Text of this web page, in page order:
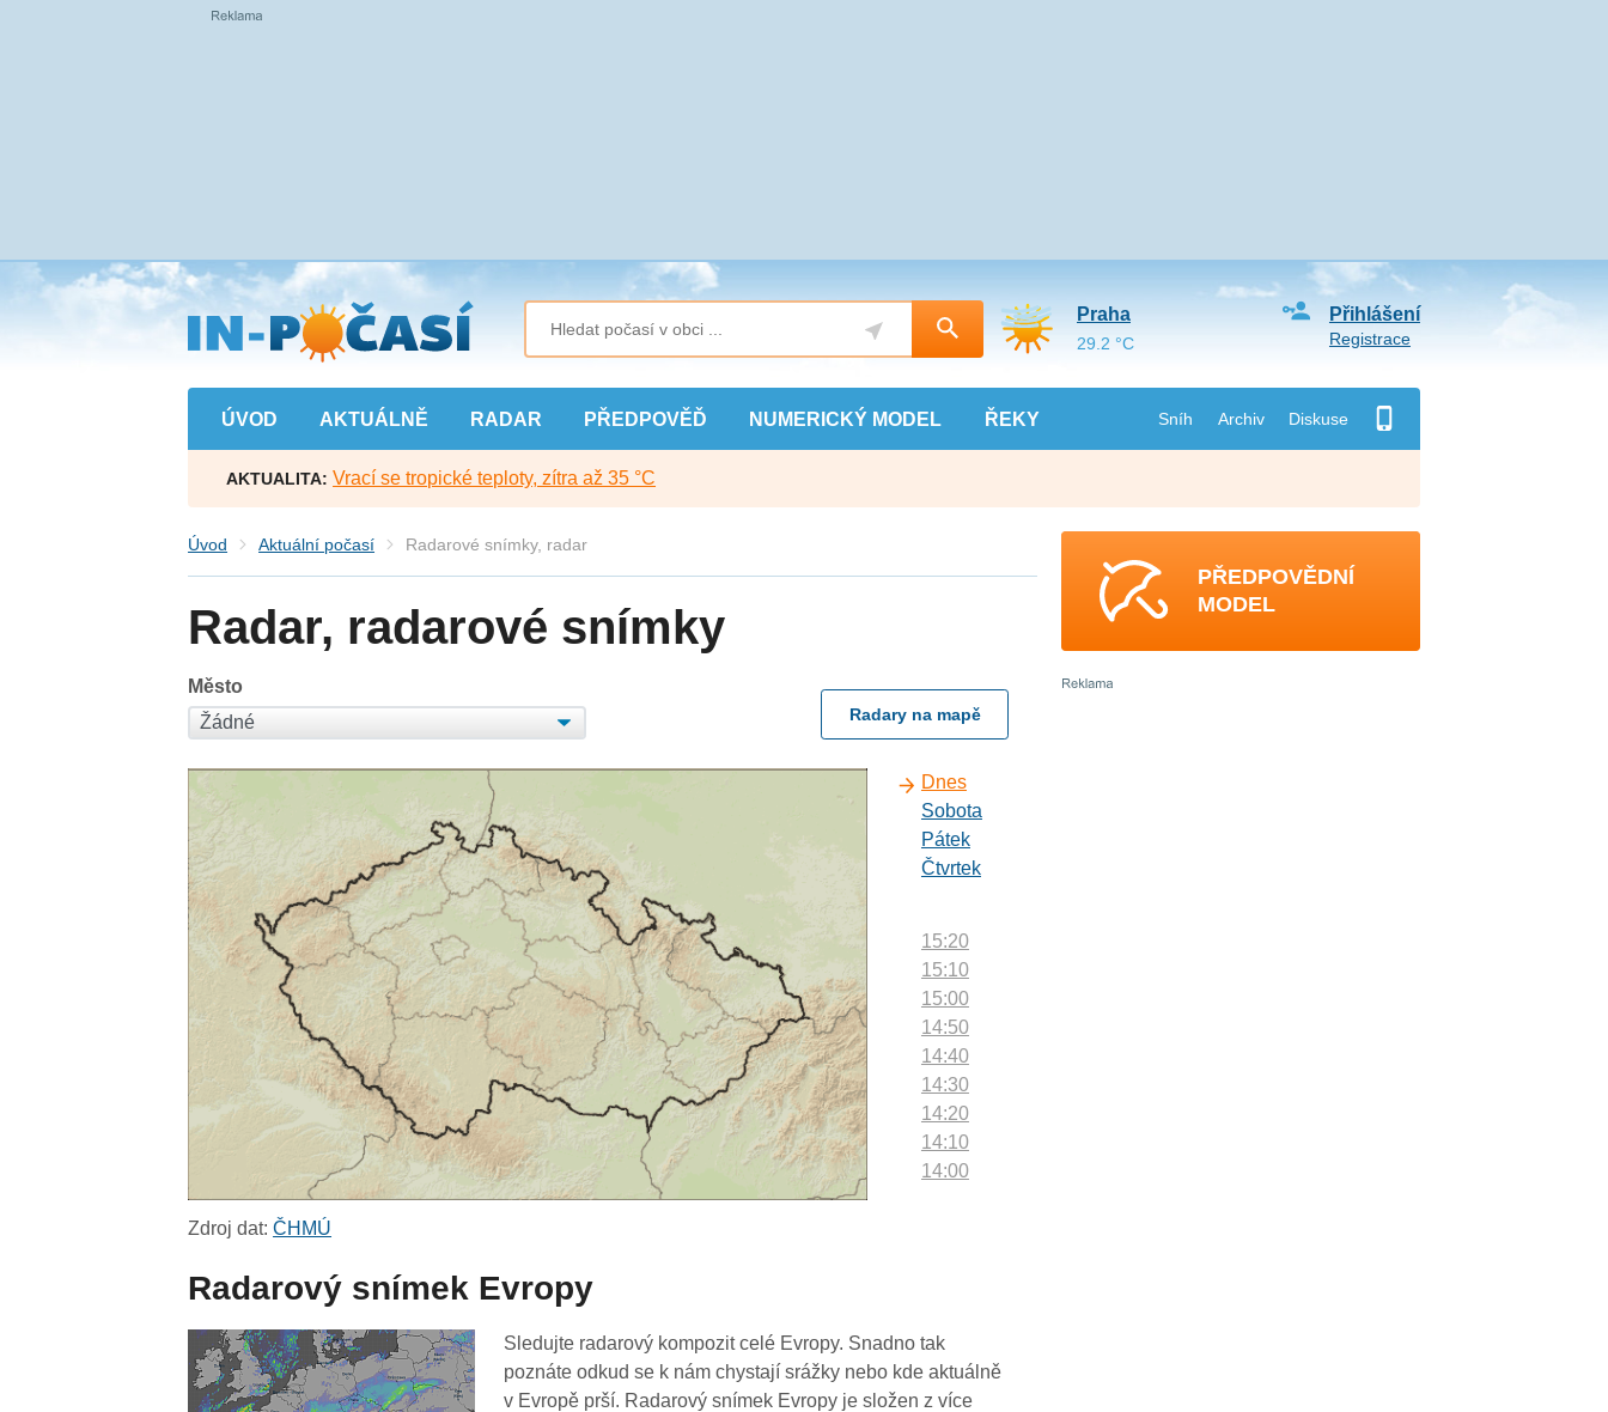
Přejít
na
hlavní
obsah
ÚVOD AKTUÁLNĚ RADAR PŘEDPOVĚĎ NUMERICKÝ MODEL ŘEKY Sníh Archiv Diskuse
Přihlášení
Registrace
Praha
29.2 °C
AKTUALITA: Vrací se tropické teploty, zítra až 35 °C
Úvod Aktuální počasí Radarové snímky, radar
Radar, radarové snímky
Město
Radary na mapě
Dnes
Sobota
Pátek
Čtvrtek
15:20
15:10
15:00
14:50
14:40
14:30
14:20
14:10
14:00
13:00
12:50
12:40
Zdroj dat:ČHMÚ
Radarový snímek Evropy
Sledujte radarový kompozit celé Evropy. Snadno tak
poznáte odkud se k nám chystají srážky nebo kde aktuálně
v Evropě prší. Radarový snímek Evropy je složen z více
PŘEDPOVĚDNÍ
MODEL